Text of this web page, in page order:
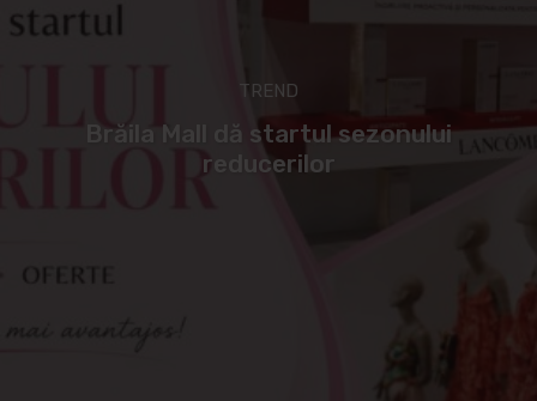
TREND
Brăila Mall dă startul sezonului
reducerilor